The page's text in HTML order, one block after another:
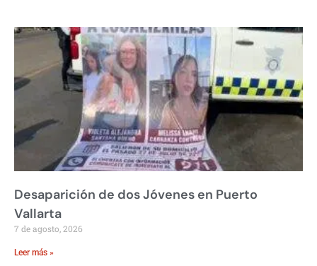
Desaparición de dos Jóvenes en Puerto
Vallarta
7 de agosto, 2026
Leer más »